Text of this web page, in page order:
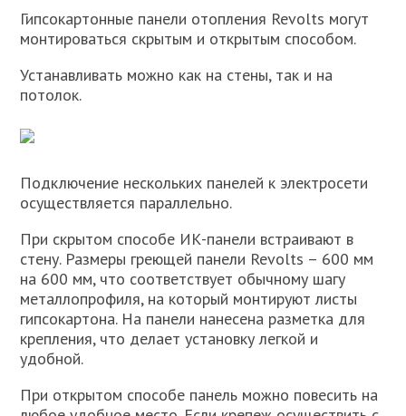
Гипсокартонные панели отопления Revolts могут
монтироваться скрытым и открытым способом.
Устанавливать можно как на стены, так и на
потолок.
Подключение нескольких панелей к электросети
осуществляется параллельно.
При скрытом способе ИК-панели встраивают в
стену. Размеры греющей панели Revolts – 600 мм
на 600 мм, что соответствует обычному шагу
металлопрофиля, на который монтируют листы
гипсокартона. На панели нанесена разметка для
крепления, что делает установку легкой и
удобной.
При открытом способе панель можно повесить на